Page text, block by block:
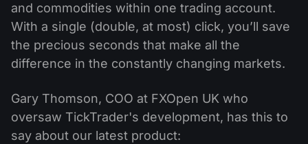
and commodities within one trading account.
With a single (double, at most) click, you’ll save
the precious seconds that make all the
difference in the constantly changing markets.
Gary Thomson, COO at FXOpen UK who
oversaw TickTrader's development, has this to
say about our latest product: